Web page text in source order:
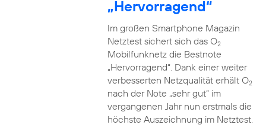
„Hervorragend“
Im großen Smartphone Magazin
Netztest sichert sich das O2
Mobilfunknetz die Bestnote
„Hervorragend“. Dank einer weiter
verbesserten Netzqualität erhält O2
nach der Note „sehr gut“ im
vergangenen Jahr nun erstmals die
höchste Auszeichnung im Netztest.